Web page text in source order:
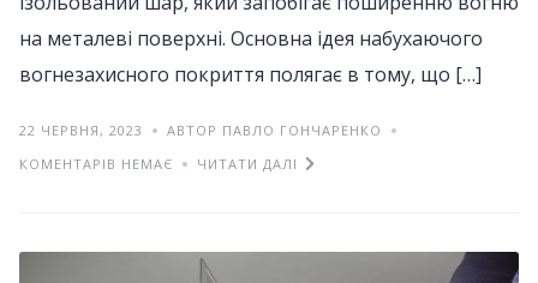
на металеві поверхні. Основна ідея набухаючого
вогнезахисного покриття полягає в тому, що […]
22 ЧЕРВНЯ, 2023
АВТОР ПАВЛО ГОНЧАРЕНКО
КОМЕНТАРІВ НЕМАЄ
ЧИТАТИ ДАЛІ